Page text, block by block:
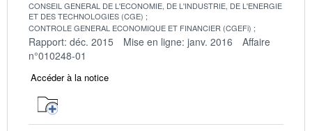
CONSEIL GENERAL DE L'ECONOMIE, DE L'INDUSTRIE, DE L'ENERGIE
ET DES TECHNOLOGIES (CGE)
CONTROLE GENERAL ECONOMIQUE ET FINANCIER (CGEFi)
Rapport: déc. 2015 Mise en ligne: janv. 2016
Affaire
n°010248-01
Accéder à la notice